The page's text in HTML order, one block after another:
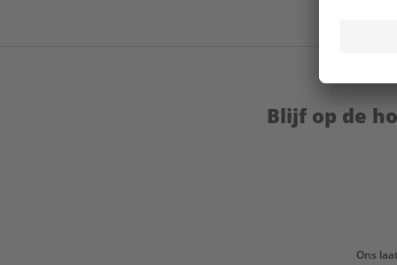
Blijf op de
Ons